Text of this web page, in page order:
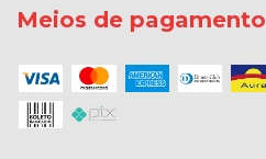
Meios de pagamento